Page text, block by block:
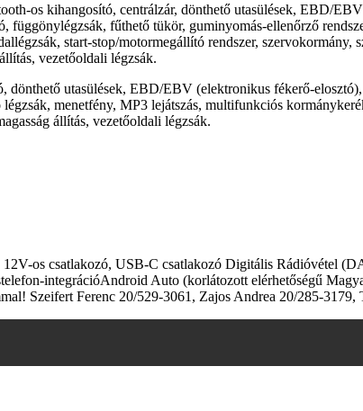
os kihangosító, centrálzár, dönthető utasülések, EBD/
fűthető tükör, guminyomás-ellenőrző
start-stop/motormegállító rendszer, szervokormány,
vezetőoldali légzsák.
utasülések, EBD/EBV (elektronikus fékerő-
menetfény, MP3 lejátszás, multifunkciós
állítás, vezetőoldali légzsák.
os csatlakozó, USB-C csatlakozó Digitális Rádióvétel
integrációAndroid Auto (korlátozott elérhetőségű
Szeifert Ferenc 20/529-3061, Zajos Andrea 20/285-